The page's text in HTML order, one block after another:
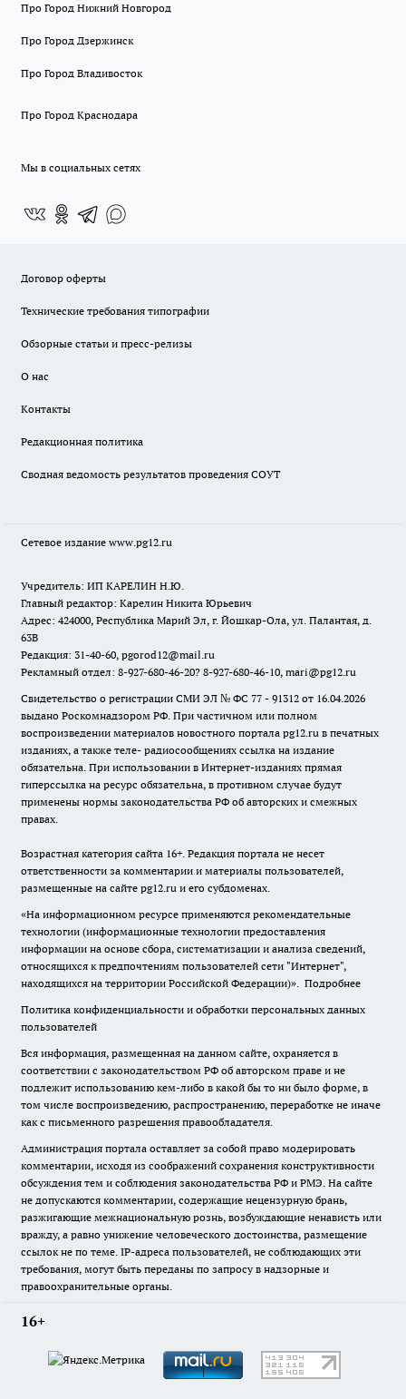
Про Город Нижний Новгород
Про Город Дзержинск
Про Город Владивосток
Про Город Краснодара
Мы в социальных сетях
Договор оферты
Технические требования типографии
Обзорные статьи и пресс-релизы
О нас
Контакты
Редакционная политика
Сводная ведомость результатов проведения СОУТ
Сетевое издание www.pg12.ru
Учредитель: ИП КАРЕЛИН Н.Ю.
Главный редактор: Карелин Никита Юрьевич
Адрес: 424000, Республика Марий Эл, г. Йошкар-Ола, ул. Палантая, д.
63В
Редакция: 31-40-60, pgorod12@mail.ru
Рекламный отдел: 8-927-680-46-20? 8-927-680-46-10, mari@pg12.ru
Свидетельство о регистрации СМИ ЭЛ № ФС 77 - 91312 от 16.04.2026
выдано Роскомнадзором РФ. При частичном или полном
воспроизведении материалов новостного портала pg12.ru в печатных
изданиях, а также теле- радиосообщениях ссылка на издание
обязательна. При использовании в Интернет-изданиях прямая
гиперссылка на ресурс обязательна, в противном случае будут
применены нормы законодательства РФ об авторских и смежных
правах.
Возрастная категория сайта 16+. Редакция портала не несет
ответственности за комментарии и материалы пользователей,
размещенные на сайте pg12.ru и его субдоменах.
«На информационном ресурсе применяются рекомендательные
технологии (информационные технологии предоставления
информации на основе сбора, систематизации и анализа сведений,
относящихся к предпочтениям пользователей сети "Интернет",
находящихся на территории Российской Федерации)». Подробнее
Политика конфиденциальности и обработки персональных данных
пользователей
Вся информация, размещенная на данном сайте, охраняется в
соответствии с законодательством РФ об авторском праве и не
подлежит использованию кем-либо в какой бы то ни было форме, в
том числе воспроизведению, распространению, переработке не иначе
как с письменного разрешения правообладателя.
Администрация портала оставляет за собой право модерировать
комментарии, исходя из соображений сохранения конструктивности
обсуждения тем и соблюдения законодательства РФ и РМЭ. На сайте
не допускаются комментарии, содержащие нецензурную брань,
разжигающие межнациональную рознь, возбуждающие ненависть или
вражду, а равно унижение человеческого достоинства, размещение
ссылок не по теме. IP-адреса пользователей, не соблюдающих эти
требования, могут быть переданы по запросу в надзорные и
правоохранительные органы.
16+